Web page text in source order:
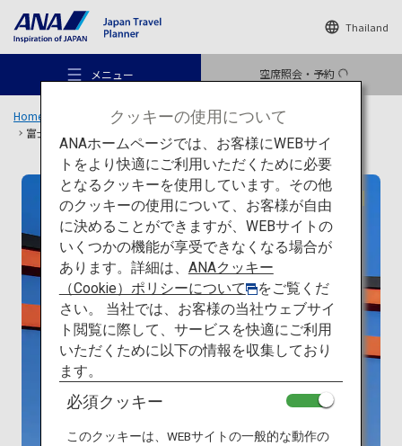
Thailand
メニュー 空席照会・予約
おすすめの旅
旅のアイデア
行き先
旅のお役立ち情報
Home 旅のアイデア 特集 日本の建築を巡る旅
一覧
富士山本宮浅間大社
伝統建築
クッキーの使用について
ANAホームページでは、お客様にWEBサイ
トをより快適にご利用いただくために必要
となるクッキーを使用しています。その他
のクッキーの使用について、お客様が自由
に決めることができますが、WEBサイトの
いくつかの機能が享受できなくなる場合が
あります。詳細は、 ANAクッキー
（Cookie）ポリシーについて
をご覧くだ
さい。 当社では、お客様の当社ウェブサイ
ト閲覧に際して、サービスを快適にご利用
いただくために以下の情報を収集しており
ます。
必須クッキー
このクッキーは、WEBサイトの一般的な動作の